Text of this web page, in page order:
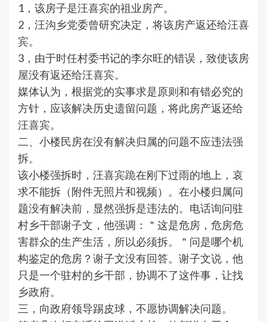
1，该房子是汪喜宾的祖业房产。
2，汪沟乡党委曾研究决定，将该房产返还给汪喜
宾。
3，由于时任村委书记的李尔旺的错误，致使该房
屋没有返还给汪喜宾。
媒体认为，根据党的实事求是原则和有错必究的
方针，应该解决历史遗留问题，将此房产返还给
汪喜宾。
二、小楼民房在没有解决归属的问题不应违法强
拆。
该小楼强拆时，汪喜宾跪在刚下过雨的地上，哀
求不能拆（附件无照片和视频）。在小楼归属问
题没有解决前，显然强拆是违法的。电话询问驻
村乡干部谢子文，他强调：＂这是危房，危房危
害群众的生产生活，所以必须拆。＂问是哪个机
构鉴定的危房？谢子文没有回答。谢子文说，他
只是一个驻村的乡干部，协调不了这件事，让找
乡政府。
三，向政府领导踢皮球，不愿协调解决问题。